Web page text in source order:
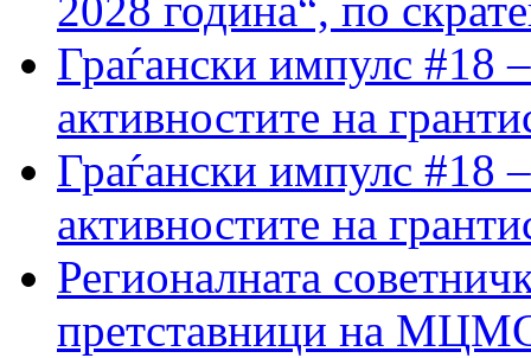
2028 година“, по
Граѓански импулс #18
активностите на
Граѓански импулс #18
активностите на
Регионалната
претставници на МЦМС